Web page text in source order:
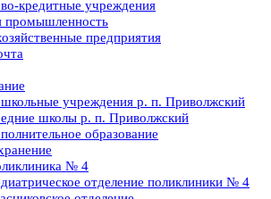
кредитные учреждения
промышленность
предприятия
учреждения р. п. Приволжский
школы р. п. Приволжский
образование
№ 4
отделение поликлиники № 4